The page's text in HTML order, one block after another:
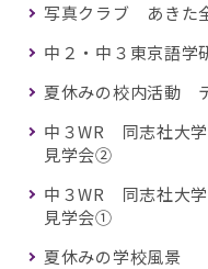
写真クラブ あきた
中２・中３東京語学
夏休みの校内活動
中３WR 同志社大
見学会②
中３WR 同志社大
見学会①
夏休みの学校風景